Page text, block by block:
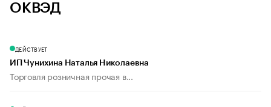
ОКВЭД
ДЕЙСТВУЕТ
ИП Чунихина Наталья Николаевна
Торговля розничная прочая в...